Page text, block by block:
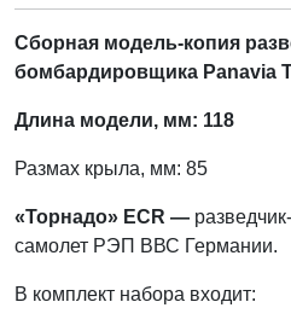
Сборная модель-копия
бомбардировщика Panavia
Длина модели, мм: 118
Размах крыла, мм: 85
«Торнадо» ECR —
самолет РЭП ВВС Германии.
В комплект набора входит: